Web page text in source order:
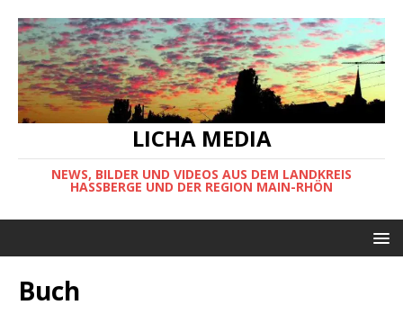
LICHA MEDIA
NEWS, BILDER UND VIDEOS AUS DEM LANDKREIS
HASSBERGE UND DER REGION MAIN-RHÖN
Buch